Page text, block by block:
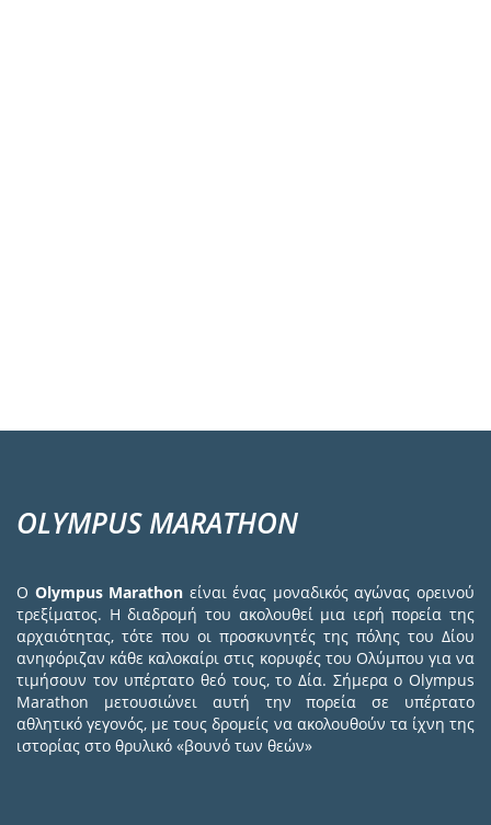
OLYMPUS MARATHON
Ο Olympus Marathon είναι ένας μοναδικός αγώνας ορεινού
τρεξίματος. Η διαδρομή του ακολουθεί μια ιερή πορεία της
αρχαιότητας, τότε που οι προσκυνητές της πόλης του Δίου
ανηφόριζαν κάθε καλοκαίρι στις κορυφές του Ολύμπου για να
τιμήσουν τον υπέρτατο θεό τους, το Δία. Σήμερα ο Olympus
Marathon μετουσιώνει αυτή την πορεία σε υπέρτατο
αθλητικό γεγονός, με τους δρομείς να ακολουθούν τα ίχνη της
ιστορίας στο θρυλικό «βουνό των θεών»